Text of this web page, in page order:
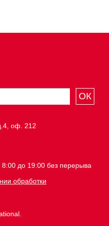
ОК
оф. 212
до 19:00 без перерыва
обработки